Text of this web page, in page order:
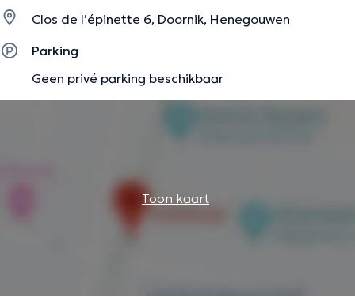
Clos de l’épinette 6, Doornik, Henegouwen
Parking
Geen privé parking beschikbaar
Toon kaart